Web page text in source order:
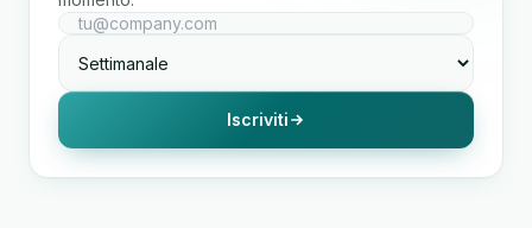
Iscriviti